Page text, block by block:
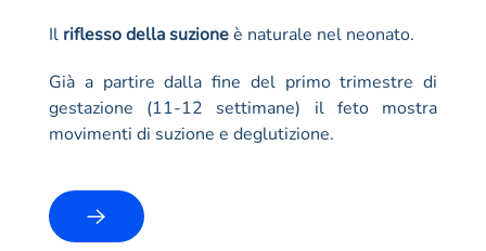
Il riflesso della suzioneè naturale nel neonato.
Già a partire dalla fine del primo trimestre di
gestazione (11-12 settimane) il feto mostra
movimenti di suzione e deglutizione.